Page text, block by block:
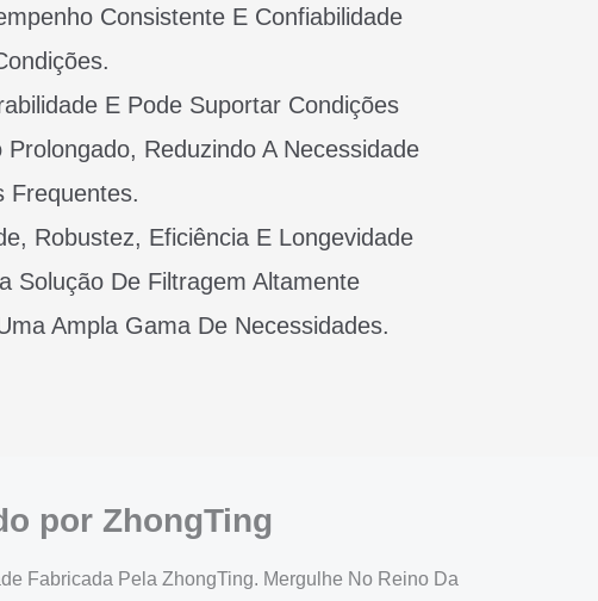
Consistente E Confiabilidade
E Pode Suportar Condições
Prolongado, Reduzindo A Necessidade
Frequentes.
Robustez, Eficiência E Longevidade
Solução De Filtragem Altamente
Ampla Gama De Necessidades.
por ZhongTing
Fabricada Pela ZhongTing. Mergulhe No Reino Da